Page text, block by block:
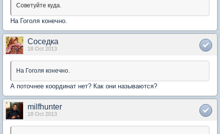
Советуйте куда.
На Гоголя конечно.
Соседка
18 Oct 2013
На Гоголя конечно.
А поточнее координат нет? Как они называются?
milfhunter
18 Oct 2013